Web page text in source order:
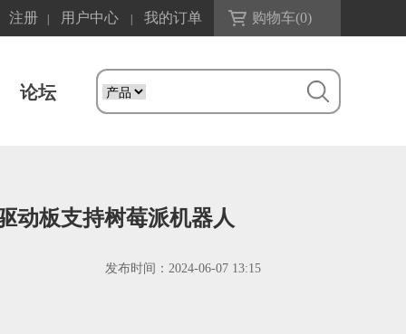
注册 用户中心 我的订单 购物车(0)
论坛
动板支持树莓派机器人
发布时间： 2024-06-07 13:15